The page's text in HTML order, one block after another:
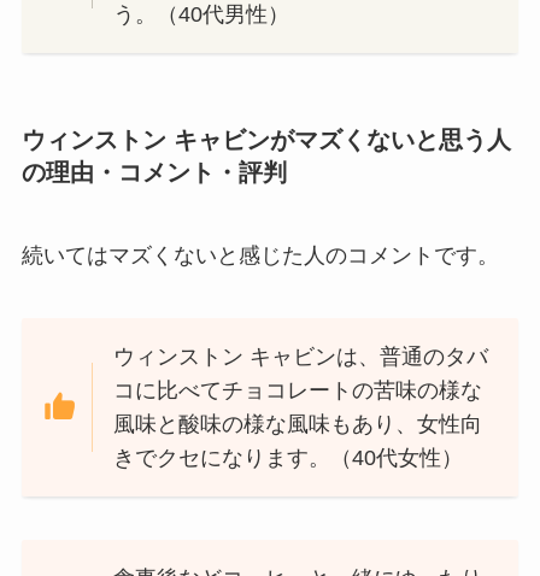
う。（40代男性）
ウィンストン キャビンがマズくないと思う人
の理由・コメント・評判
続いてはマズくないと感じた人のコメントです。
ウィンストン キャビンは、普通のタバ
コに比べてチョコレートの苦味の様な
風味と酸味の様な風味もあり、女性向
きでクセになります。（40代女性）